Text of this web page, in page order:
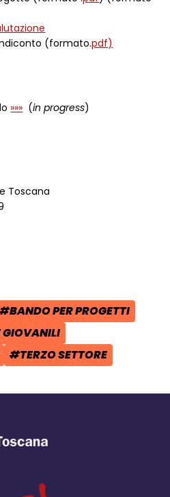
(formato.pdf)
»»» (in progress)
Toscana
- apre
X - apre una
e condividi -
TAG:
#BANDO PER PROGETTI
TAG:
#TERZO SETTORE